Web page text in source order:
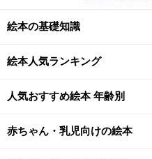
絵本の基礎知識
絵本人気ランキング
人気おすすめ絵本 年齢別
赤ちゃん・乳児向けの絵本